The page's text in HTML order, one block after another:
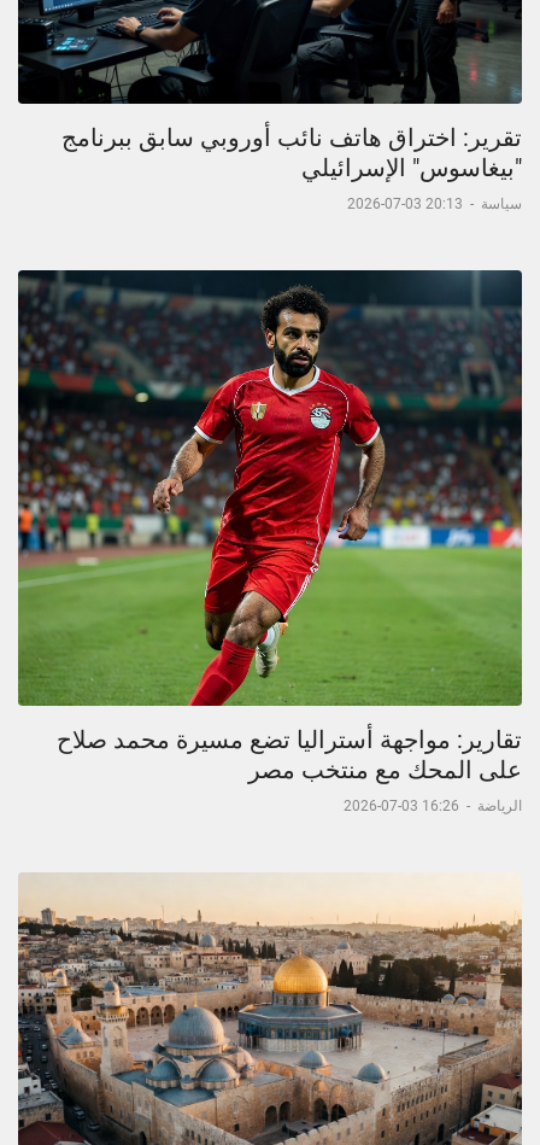
تقرير: اختراق هاتف نائب أوروبي سابق ببرنامج
"بيغاسوس" الإسرائيلي
سياسة -
20:13 03-07-2026
تقارير: مواجهة أستراليا تضع مسيرة محمد صلاح
على المحك مع منتخب مصر
الرياضة -
16:26 03-07-2026